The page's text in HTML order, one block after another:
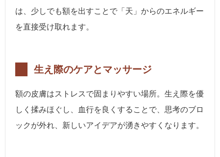
は、少しでも額を出すことで「天」からのエネルギー
を直接受け取れます。
生え際のケアとマッサージ
額の皮膚はストレスで固まりやすい場所。生え際を優
しく揉みほぐし、血行を良くすることで、思考のブロ
ックが外れ、新しいアイデアが湧きやすくなります。